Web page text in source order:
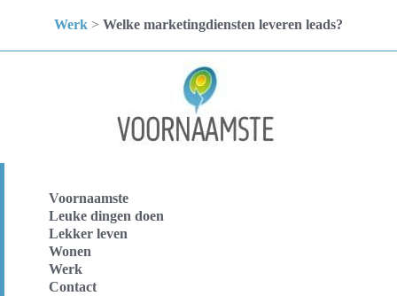
Werk > Welke marketingdiensten leveren leads?
Voornaamste
Leuke dingen doen
Lekker leven
Wonen
Werk
Contact